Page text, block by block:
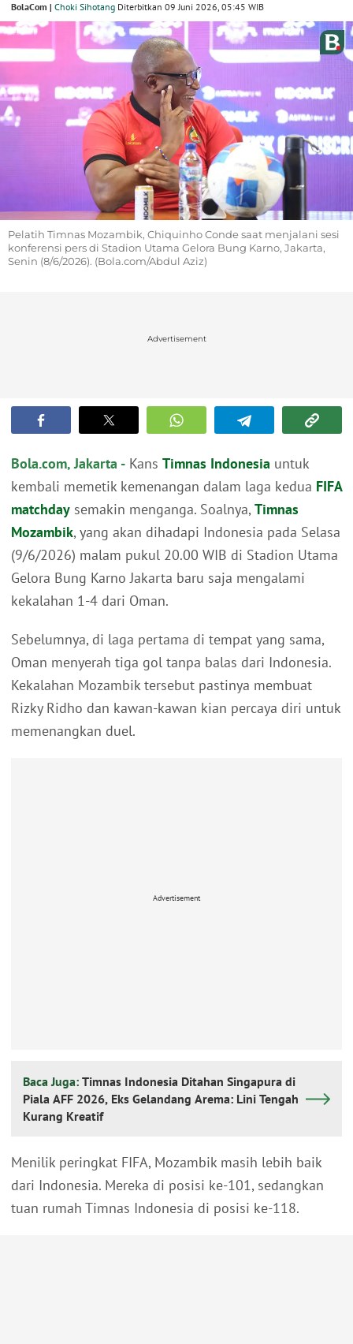
BolaCom | Choki Sihotang Diterbitkan 09 Juni 2026, 05:45 WIB
Pelatih Timnas Mozambik, Chiquinho Conde saat menjalani sesi
konferensi pers di Stadion Utama Gelora Bung Karno, Jakarta,
Senin (8/6/2026). (Bola.com/Abdul Aziz)
Advertisement
Bola.com, Jakarta - Kans Timnas Indonesia untuk
kembali memetik kemenangan dalam laga kedua FIFA
matchday semakin menganga. Soalnya, Timnas
Mozambik, yang akan dihadapi Indonesia pada Selasa
(9/6/2026) malam pukul 20.00 WIB di Stadion Utama
Gelora Bung Karno Jakarta baru saja mengalami
kekalahan 1-4 dari Oman.
Sebelumnya, di laga pertama di tempat yang sama,
Oman menyerah tiga gol tanpa balas dari Indonesia.
Kekalahan Mozambik tersebut pastinya membuat
Rizky Ridho dan kawan-kawan kian percaya diri untuk
memenangkan duel.
Advertisement
Baca Juga: Timnas Indonesia Ditahan Singapura di
Piala AFF 2026, Eks Gelandang Arema: Lini Tengah
Kurang Kreatif
Menilik peringkat FIFA, Mozambik masih lebih baik
dari Indonesia. Mereka di posisi ke-101, sedangkan
tuan rumah Timnas Indonesia di posisi ke-118.